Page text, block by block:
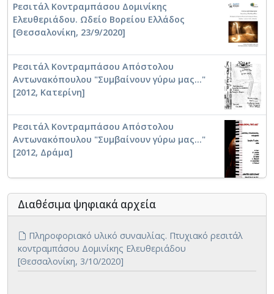
Ρεσιτάλ Κοντραμπάσου Δομινίκης
Ελευθεριάδου. Ωδείο Βορείου Ελλάδος
[Θεσσαλονίκη, 23/9/2020]
Ρεσιτάλ Κοντραμπάσου Απόστολου
Αντωνακόπουλου "Συμβαίνουν γύρω μας..."
[2012, Κατερίνη]
Ρεσιτάλ Κοντραμπάσου Απόστολου
Αντωνακόπουλου "Συμβαίνουν γύρω μας..."
[2012, Δράμα]
Διαθέσιμα ψηφιακά αρχεία
Πληροφοριακό υλικό συναυλίας. Πτυχιακό ρεσιτάλ
κοντραμπάσου Δομινίκης Ελευθεριάδου
[Θεσσαλονίκη, 3/10/2020]